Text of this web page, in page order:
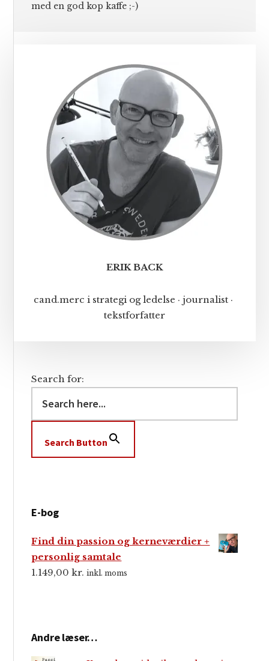
med en god kop kaffe ;-)
ERIK BACK
cand.merc i strategi og ledelse · journalist ·
tekstforfatter
Search for:
Search Button
E-bog
Find din passion og kerneværdier +
personlig samtale
1.149,00kr. inkl. moms
Andre læser…